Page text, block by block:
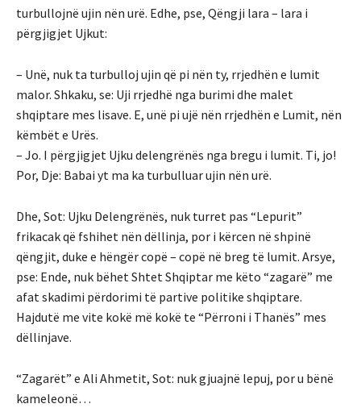
turbullojnë ujin nën urë. Edhe, pse, Qëngji lara – lara i
përgjigjet Ujkut:
– Unë, nuk ta turbulloj ujin që pi nën ty, rrjedhën e lumit
malor. Shkaku, se: Uji rrjedhë nga burimi dhe malet
shqiptare mes lisave. E, unë pi ujë nën rrjedhën e Lumit, nën
këmbët e Urës.
– Jo. I përgjigjet Ujku delengrënës nga bregu i lumit. Ti, jo!
Por, Dje: Babai yt ma ka turbulluar ujin nën urë.
Dhe, Sot: Ujku Delengrënës, nuk turret pas “Lepurit”
frikacak që fshihet nën dëllinja, por i kërcen në shpinë
qëngjit, duke e hëngër copë – copë në breg të lumit. Arsye,
pse: Ende, nuk bëhet Shtet Shqiptar me këto “zagarë” me
afat skadimi përdorimi të partive politike shqiptare.
Hajdutë me vite kokë më kokë te “Përroni i Thanës” mes
dëllinjave.
“Zagarët” e Ali Ahmetit, Sot: nuk gjuajnë lepuj, por u bënë
kameleonë…